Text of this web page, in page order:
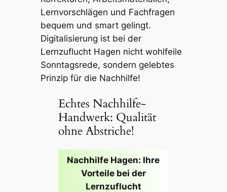
Lernvorschlägen und Fachfragen
bequem und smart gelingt.
Digitalisierung ist bei der
Lernzuflucht Hagen nicht wohlfeile
Sonntagsrede, sondern gelebtes
Prinzip für die Nachhilfe!
Echtes Nachhilfe-
Handwerk: Qualität
ohne Abstriche!
Nachhilfe Hagen: Ihre
Vorteile bei der
Lernzuflucht